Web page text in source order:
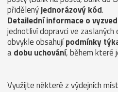
přidělenýjednorázový kód.
Detailední informace o
jednotliví dopravci ve zaslaných
obvykle obsahujípodmínky
adobu uchování, během které
Využijte některé z výdejních